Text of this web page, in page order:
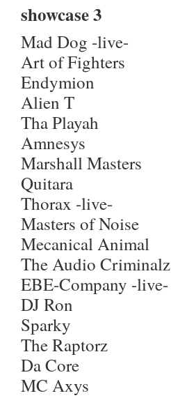
showcase 3
Mad Dog -live-
Art of Fighters
Endymion
Alien T
Tha Playah
Amnesys
Marshall Masters
Quitara
Thorax -live-
Masters of Noise
Mecanical Animal
The Audio Criminalz
EBE-Company -live-
DJ Ron
Sparky
The Raptorz
Da Core
MC Axys